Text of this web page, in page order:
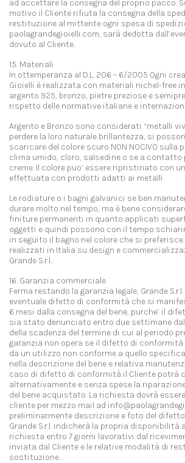
ad accettare la consegna del proprio pacco.
motivo il Cliente rifiuta la consegna della
restituzione al mittente ogni spesa di
paolagrandegioielli.com, sarà dedotta
dovuto al Cliente.
15. Materiali
In ottemperanza al D.L. 206 – 6/2005 Ogni
Gioielli è realizzata con materiali nichel-free
argento 925, bronzo, pietre preziose e
rispetto delle normative italiane e
Argento e Bronzo sono considerati “metalli
perdere la loro naturale brillantezza, si
scaricare del colore scuro NON NOCIVO sulla
clima umido, cloro, salsedine o se a contatto
creme. Il colore puo’ essere ripristinato con
effettuata con prodotti adatti ai metalli.
Le rodiature o i bagni galvanici se ben
durare molto nel tempo, ma è bene
finiture permanenti in quanto applicati
oggetti e quindi possono con il tempo
in seguito il bagno nel colore che si
realizzati in Italia su design e
Grande S.r.l..
16. Garanzia commerciale
Ferma restando la garanzia legale, Grande
eventuale difetto di conformità che si
6 mesi dalla consegna del bene, purche’ il
sia stato denunciato entro due settimane
della scadenza del termine di cui al periodo
garanzia non opera se il difetto di
da un utilizzo non conforme a quello
nella descrizione del bene e relativa
caso di difetto di conformità il Cliente potrà
alternativamente e senza spese la
del bene acquistato. La richiesta dovrà
cliente per mezzo mail ad
preliminarmente descrizione e foto del
Grande S.r.l. indicherà la propria disponibilità
richiesta entro 7 giorni lavorativi dal
inviata dal Cliente e le relative modalità di
sostituzione.